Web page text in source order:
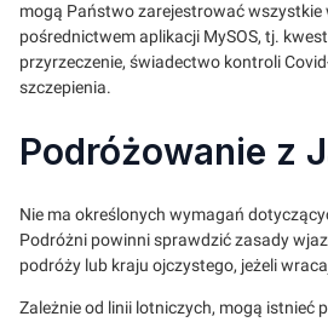
mogą Państwo zarejestrować wszystkie
pośrednictwem aplikacji MySOS, tj.
przyrzeczenie, świadectwo kontroli
szczepienia.
Podróżowanie z
Nie ma określonych wymagań
Podróżni powinni sprawdzić zasady
podróży lub kraju ojczystego, jeżeli
Zależnie od linii lotniczych, mogą istnieć